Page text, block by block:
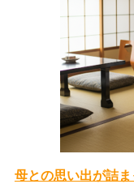
母との思い出が詰